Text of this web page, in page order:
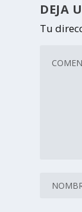
DEJA
Tu